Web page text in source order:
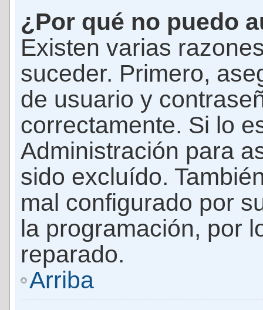
¿Por qué no puedo
Existen varias
suceder. Primero,
de usuario y
correctamente. Si lo
Administración para
sido excluído.
mal configurado por
la programación, por
reparado.
Arriba